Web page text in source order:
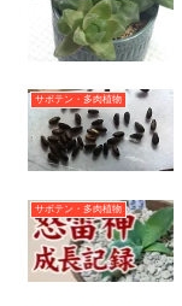
サボテン・多肉植物
サボテン・多肉植物